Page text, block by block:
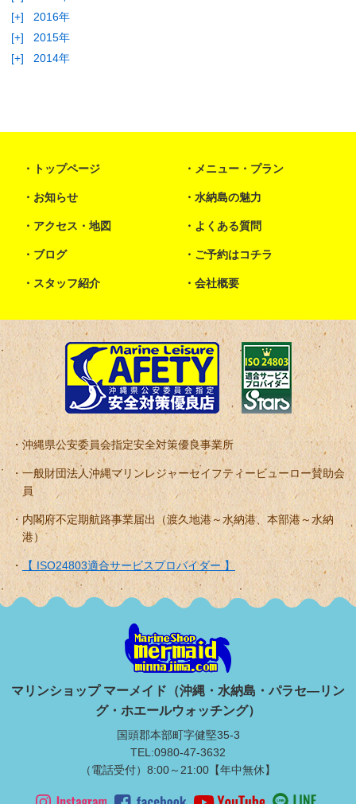
[+]
2016年
[+]
2015年
[+]
2014年
トップページ メニュー・プラン
お知らせ 水納島の魅力
アクセス・地図 よくある質問
ブログ ご予約はコチラ
スタッフ紹介 会社概要
沖縄県公安委員会指定安全対策優良事業所
一般財団法人沖縄マリンレジャーセイフティービューロー賛助会
員
内閣府不定期航路事業届出（渡久地港～水納港、本部港～水納
港）
【 ISO24803適合サービスプロバイダー 】
マリンショップ マーメイド（沖縄・水納島・パラセ―リン
グ・ホエールウォッチング）
国頭郡本部町字健堅35-3
TEL:0980-47-3632
（電話受付）8:00～21:00【年中無休】